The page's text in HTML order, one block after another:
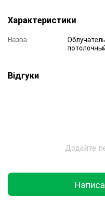
Характеристики
Назва
Відгуки
Додайте